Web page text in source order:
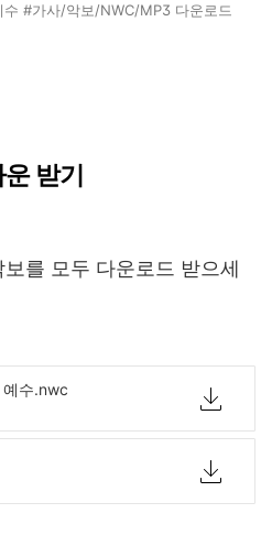
#가사/악보/NWC/MP3 다운로드
받기
를 모두 다운로드 받으세
예수.nwc